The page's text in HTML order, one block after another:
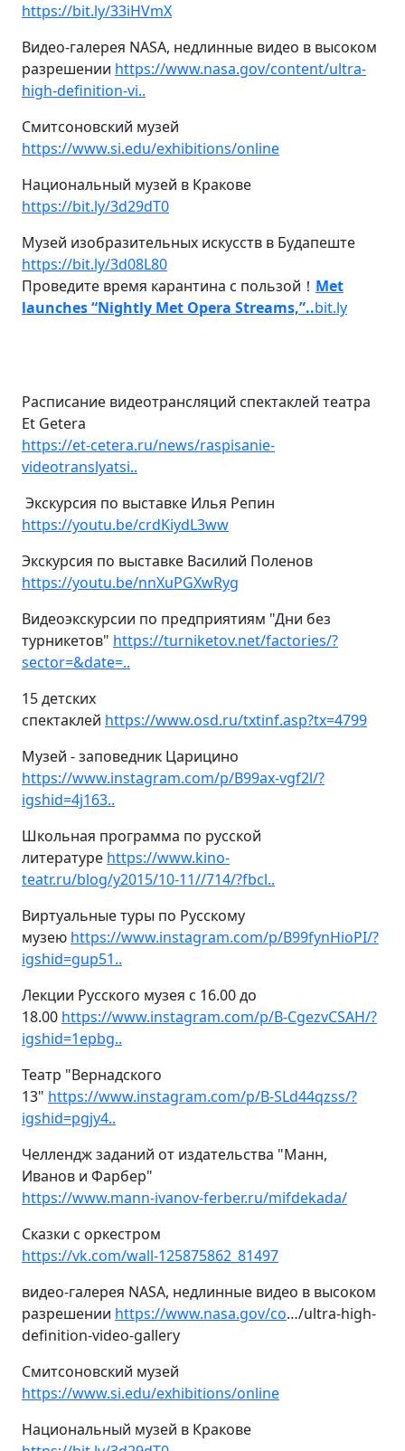
https://bit.ly/33iHVmX
Видео-галерея NASA, недлинные видео в высоком
разрешении https://www.nasa.gov/content/ultra-
high-definition-vi..
Смитсоновский музей
https://www.si.edu/exhibitions/online
Национальный музей в Кракове
https://bit.ly/3d29dT0
Музей изобразительных искусств в Будапеште
https://bit.ly/3d08L80
Проведите время карантина с пользой！ Met
launches “Nightly Met Opera Streams,”..bit.ly
Расписание видеотрансляций спектаклей театра
Et Getera
https://et-cetera.ru/news/raspisanie-
videotranslyatsi..
Экскурсия по выставке Илья Репин
https://youtu.be/crdKiydL3ww
Экскурсия по выставке Василий Поленов
https://youtu.be/nnXuPGXwRyg
Видеоэкскурсии по предприятиям "Дни без
турникетов" https://turniketov.net/factories/?
sector=&date=..
15 детских
спектаклей https://www.osd.ru/txtinf.asp?tx=4799
Музей - заповедник Царицино
https://www.instagram.com/p/B99ax-vgf2l/?
igshid=4j163..
Школьная программа по русской
литературе https://www.kino-
teatr.ru/blog/y2015/10-11//714/?fbcl..
Виртуальные туры по Русскому
музею https://www.instagram.com/p/B99fynHioPI/?
igshid=gup51..
Лекции Русского музея с 16.00 до
18.00 https://www.instagram.com/p/B-CgezvCSAH/?
igshid=1epbg..
Театр "Вернадского
13" https://www.instagram.com/p/B-SLd44qzss/?
igshid=pgjy4..
Челлендж заданий от издательства "Манн,
Иванов и Фарбер"
https://www.mann-ivanov-ferber.ru/mifdekada/
Сказки с оркестром
https://vk.com/wall-125875862_81497
видео-галерея NASA, недлинные видео в высоком
разрешении https://www.nasa.gov/co…/ultra-high-
definition-video-gallery
Смитсоновский музей
https://www.si.edu/exhibitions/online
Национальный музей в Кракове